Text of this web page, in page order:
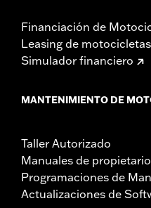
Financiación de
Leasing de motocicletas
Simulador financiero
MANTENIMIENTO DE
Taller Autorizado
Manuales de propietario
Programaciones de
Actualizaciones de